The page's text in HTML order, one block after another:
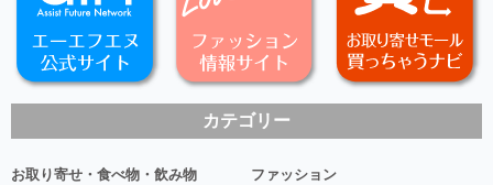
カテゴリー
お取り寄せ・食べ物・飲み物 ファッション